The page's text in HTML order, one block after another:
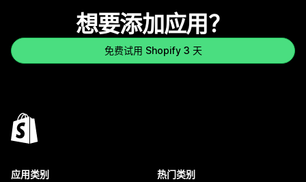
想要添加应用？
免费试用 Shopify 3 天
应用类别 热门类别